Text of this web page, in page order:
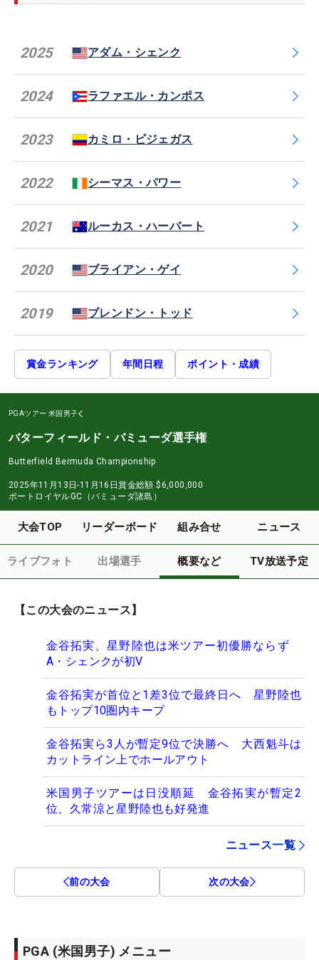
2025 アダム・シェンク
2024 ラファエル・カンポス
2023 カミロ・ビジェガス
2022 シーマス・パワー
2021 ルーカス・ハーバート
2020 ブライアン・ゲイ
2019 ブレンドン・トッド
賞金ランキング 年間日程 ポイント・成績
PGAツアー 米国男子
バターフィールド・バミューダ選手権
Butterfield Bermuda Championship
2025年11月13日-11月16日賞金総額 $6,000,000
ポートロイヤルGC（バミューダ諸島）
大会TOP リーダーボード 組み合せ ニュース
ライブフォト 出場選手 概要など TV放送予定
【この大会のニュース】
金谷拓実、星野陸也は米ツアー初優勝ならず
A・シェンクが初V
金谷拓実が首位と1差3位で最終日へ 星野陸也
もトップ10圏内キープ
金谷拓実ら3人が暫定9位で決勝へ 大西魁斗は
カットライン上でホールアウト
米国男子ツアーは日没順延 金谷拓実が暫定2
位、久常涼と星野陸也も好発進
ニュース一覧
前の大会 次の大会
PGA (米国男子) メニュー